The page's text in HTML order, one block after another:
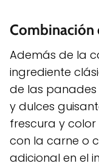
Combinación
Además de la
ingrediente
de las panades
y dulces
frescura y color
con la carne o
adicional en el